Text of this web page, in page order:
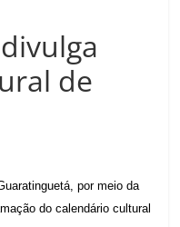
de
por meio da
do calendário cultural